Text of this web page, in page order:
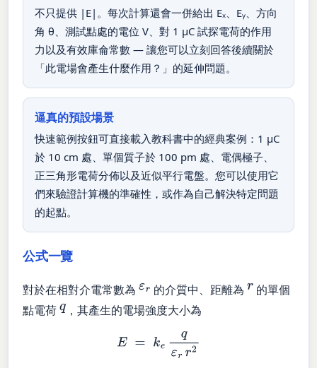
不只提供 |E|。每次計算還會一併給出 Eₓ、Eᵧ、方向
角 θ、測試點處的電位 V、對 1 µC 試探電荷的作用
力以及有效庫侖常數 — 讓您可以立刻回答後續關於
「此電場會產生什麼作用？」的延伸問題。
逼真的預設場景
快速範例按鈕可直接載入教科書中的經典案例：1 µC
於 10 cm 處、單個質子於 100 pm 處、電偶極子、
正三角形電荷分佈以及近似平行電盤。您可以使用它
們來驗證計算機的準確性，或作為自己解決特定問題
的起點。
公式一覽
對於在相對介電常數為εr 的介質中、距離為r的單個
點電荷q ，其產生的電場強度大小為
E=k eq εrr2